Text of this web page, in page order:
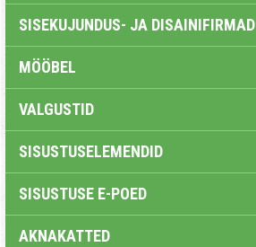
SISEKUJUNDUS- JA DISAINIFIRMAD
MÖÖBEL
VALGUSTID
SISUSTUSELEMENDID
SISUSTUSE E-POED
AKNAKATTED